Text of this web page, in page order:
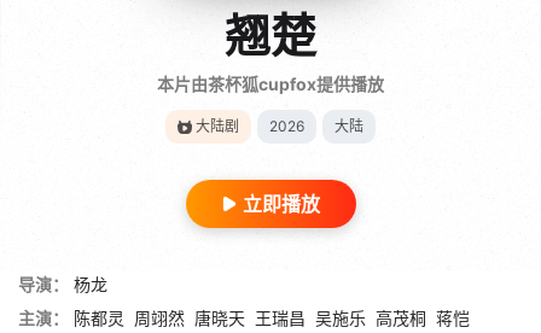
翘楚
本片由茶杯狐cupfox提供播放
大陆剧 2026 大陆
立即播放
导演：
杨龙
主演：
陈都灵 周翊然 唐晓天 王瑞昌 吴施乐 高茂桐 蒋恺